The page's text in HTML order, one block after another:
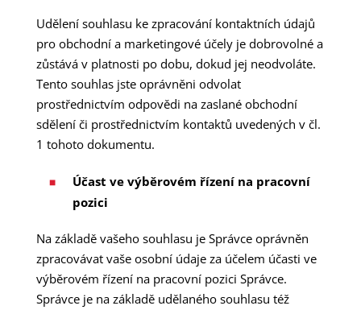
Udělení souhlasu ke zpracování kontaktních údajů
pro obchodní a marketingové účely je dobrovolné a
zůstává v platnosti po dobu, dokud jej neodvoláte.
Tento souhlas jste oprávněni odvolat
prostřednictvím odpovědi na zaslané obchodní
sdělení či prostřednictvím kontaktů uvedených v čl.
1 tohoto dokumentu.
Účast ve výběrovém řízení na pracovní
pozici
Na základě vašeho souhlasu je Správce oprávněn
zpracovávat vaše osobní údaje za účelem účasti ve
výběrovém řízení na pracovní pozici Správce.
Správce je na základě udělaného souhlasu též